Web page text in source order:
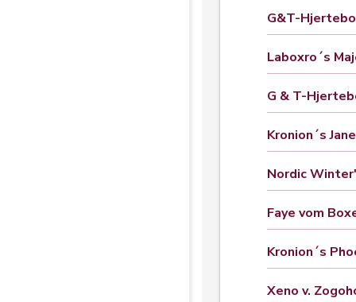
G&T-
Laboxro´s
G & T-
Kronion´s
Nordic
Faye vom
Kronion´s
Xeno v.